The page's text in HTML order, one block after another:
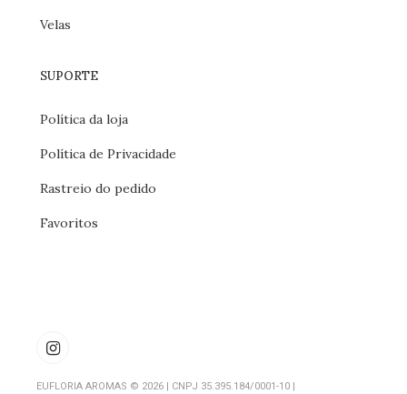
Velas
SUPORTE
Política da loja
Política de Privacidade
Rastreio do pedido
Favoritos
EUFLORIA AROMAS © 2026 | CNPJ 35.395.184/0001-10 |